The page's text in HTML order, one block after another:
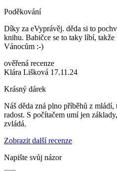
Poděkování
Díky za eVyprávěj. děda si to
knihu. Babičce se to taky líbí,
Vánocům :-)
ověřená recenze
Klára Lišková 17.11.24
Krásný dárek
Náš děda zná plno příběhů z
radost. S počítačem umí jen
zvládá.
Zobrazit další recenze
Napište svůj názor